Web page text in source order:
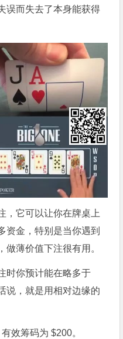
误而失去了本身能获得
，它可以让你在牌桌上
资金，特别是当你遇到
做薄价值下注很有用。
时你预计能在略多于
说，就是用相对边缘的
效筹码为 $200。